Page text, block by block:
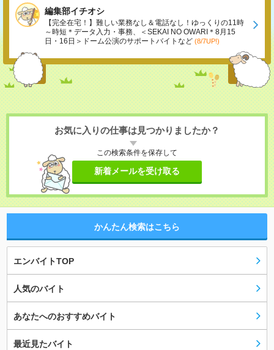
編集部イチオシ
【完全在宅！】難しい業務なし＆電話なし！ゆっくりの11時
～時短＊データ入力・事務、＜SEKAI NO OWARI＊8月15
日・16日＞ドーム公演のサポートバイトなど (8/7UP!)
お気に入りの仕事は見つかりましたか？
この検索条件を保存して
新着メールを受け取る
かんたん検索はこちら
エンバイトTOP
人気のバイト
あなたへのおすすめバイト
最近見たバイト